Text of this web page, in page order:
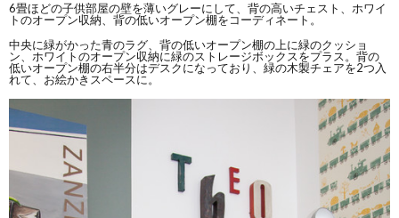
6畳ほどの子供部屋の壁を薄いグレーにして、背の高いチェスト、ホワイ
トのオープン収納、背の低いオープン棚をコーディネート。
中央に緑がかった青のラグ、背の低いオープン棚の上に緑のクッショ
ン、ホワイトのオープン収納に緑のストレージボックスをプラス。背の
低いオープン棚の右半分はデスクになっており、緑の木製チェアを2つ入
れて、お絵かきスペースに。